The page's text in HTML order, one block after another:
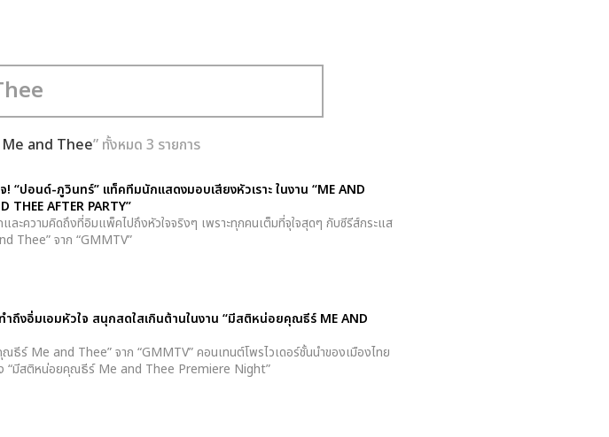
and Thee” ทั้งหมด 3 รายการ
“ปอนด์-ภูวินทร์” แท็คทีมนักแสดงมอบเสียงหัวเราะ ในงาน “ME AND
THEE AFTER PARTY”
และความคิดถึงที่อิมแพ็คไปถึงหัวใจจริงๆ เพราะทุกคนเต็มที่จุใจสุดๆ กับซีรีส์กระแส
Thee” จาก “GMMTV”
ถึงอิ่มเอมหัวใจ สนุกสดใสเกินต้านในงาน “มีสติหน่อยคุณธีร์ ME AND
ร์ Me and Thee” จาก “GMMTV” คอนเทนต์โพรไวเดอร์ชั้นนำของเมืองไทย
“มีสติหน่อยคุณธีร์ Me and Thee Premiere Night”